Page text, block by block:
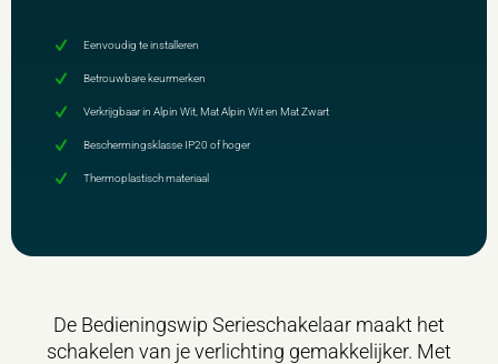
Eenvoudig te installeren
Betrouwbare keurmerken
Verkrijgbaar in Alpin Wit, Mat Alpin Wit en Mat Zwart
Beschermingsklasse IP20 of hoger
Thermoplastisch materiaal
De Bedieningswip Serieschakelaar maakt het
schakelen van je verlichting gemakkelijker. Met